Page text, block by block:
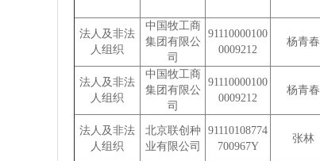
法人及非法
人组织
中国牧工商
集团有限公
司
91110000100
0009212
杨青春
法人及非法
人组织
中国牧工商
集团有限公
司
91110000100
0009212
杨青春
法人及非法
人组织
北京联创种
业有限公司
91110108774
700967Y
张林